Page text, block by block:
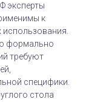
эксперты
к
использования.
формально
требуют
специфики.
стола